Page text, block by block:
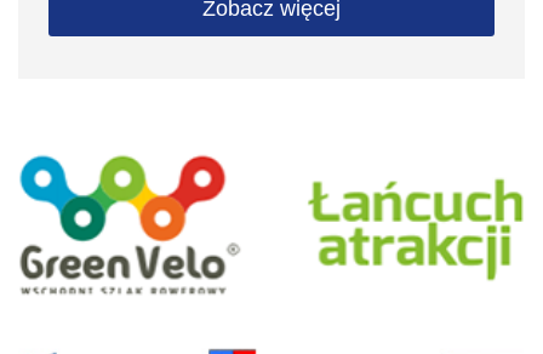
Zobacz więcej